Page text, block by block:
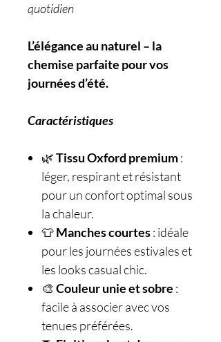
quotidien
L’élégance au naturel – la
chemise parfaite pour vos
journées d’été.
Caractéristiques
🌿Tissu Oxford premium:
léger, respirant et résistant
pour un confort optimal sous
la chaleur.
👕Manches courtes: idéale
pour les journées estivales et
les looks casual chic.
🎨 Couleur unie et sobre :
facile à associer avec vos
tenues préférées.